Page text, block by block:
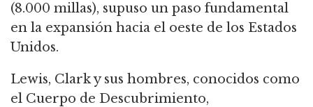
(8.000 millas), supuso un paso fundamental
en la expansión hacia el oeste de los Estados
Unidos.
Lewis, Clark y sus hombres, conocidos como
el Cuerpo de Descubrimiento,